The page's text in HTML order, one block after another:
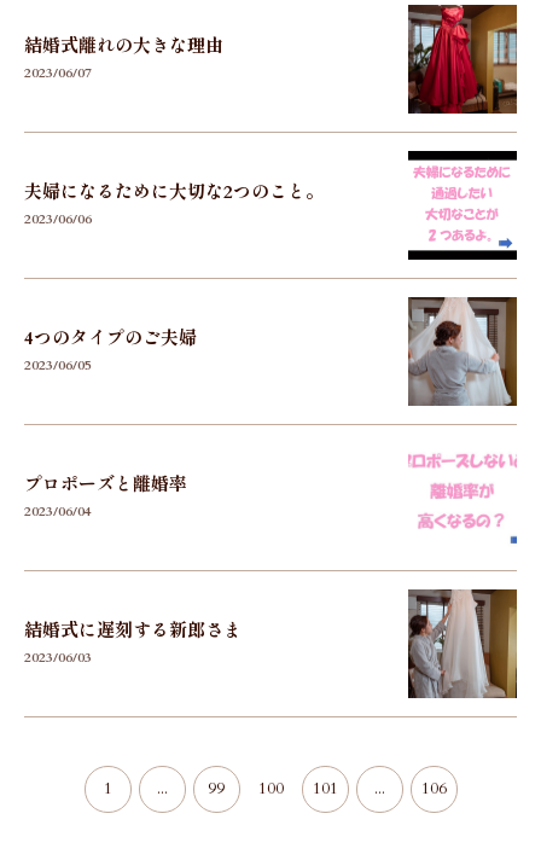
結婚式離れの大きな理由
2023/06/07
夫婦になるために大切な2つのこと。
2023/06/06
4つのタイプのご夫婦
2023/06/05
プロポーズと離婚率
2023/06/04
結婚式に遅刻する新郎さま
2023/06/03
1 ... 99 100 101 ... 106